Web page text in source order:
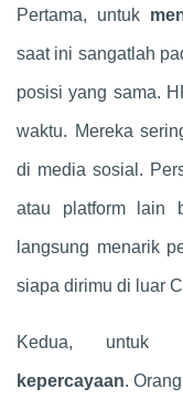
Pertama, untuk
saat ini sangatlah
posisi yang sama.
waktu. Mereka
di media sosial.
atau platform lain
langsung menarik
siapa dirimu di luar
Kedua, untuk
kepercayaan.